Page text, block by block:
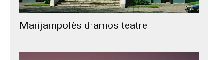
Marijampolės dramos teatre